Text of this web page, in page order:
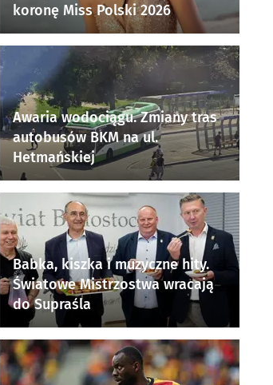
koronę Miss Polski 2026
Awaria wodociągu. Zmiany tras
autobusów BKM na ul.
Hetmańskiej
Babka, kiszka i muzyczne hity.
Światowe Mistrzostwa wracają
do Supraśla